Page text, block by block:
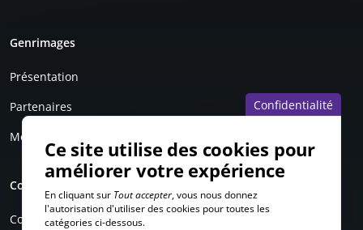
Genrimages
Présentation
Partenaires
Mentions légales
Compte personnel
Connexion
Confidentialité
Ce site utilise des cookies pour
améliorer votre expérience
En cliquant sur Tout accepter, vous nous donnez
l'autorisation d'utiliser des cookies pour toutes les
catégories ci-dessous.